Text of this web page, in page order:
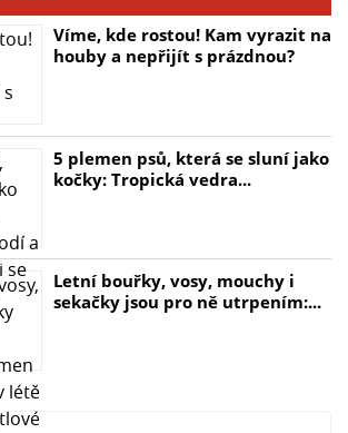
Víme, kde rostou! Kam vyrazit na
houby a nepřijít s prázdnou?
5 plemen psů, která se sluní jako
kočky: Tropická vedra...
Letní bouřky, vosy, mouchy i
sekačky jsou pro ně utrpením:...